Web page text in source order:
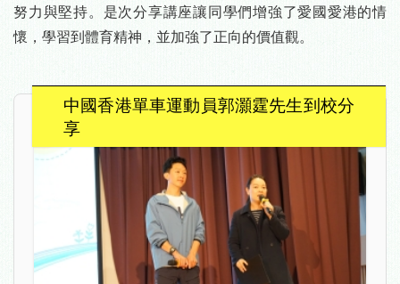
努力與堅持。是次分享講座讓同學們增強了愛國愛港的情
懷，學習到體育精神，並加強了正向的價值觀。
中國香港單車運動員郭灝霆先生到校分
享